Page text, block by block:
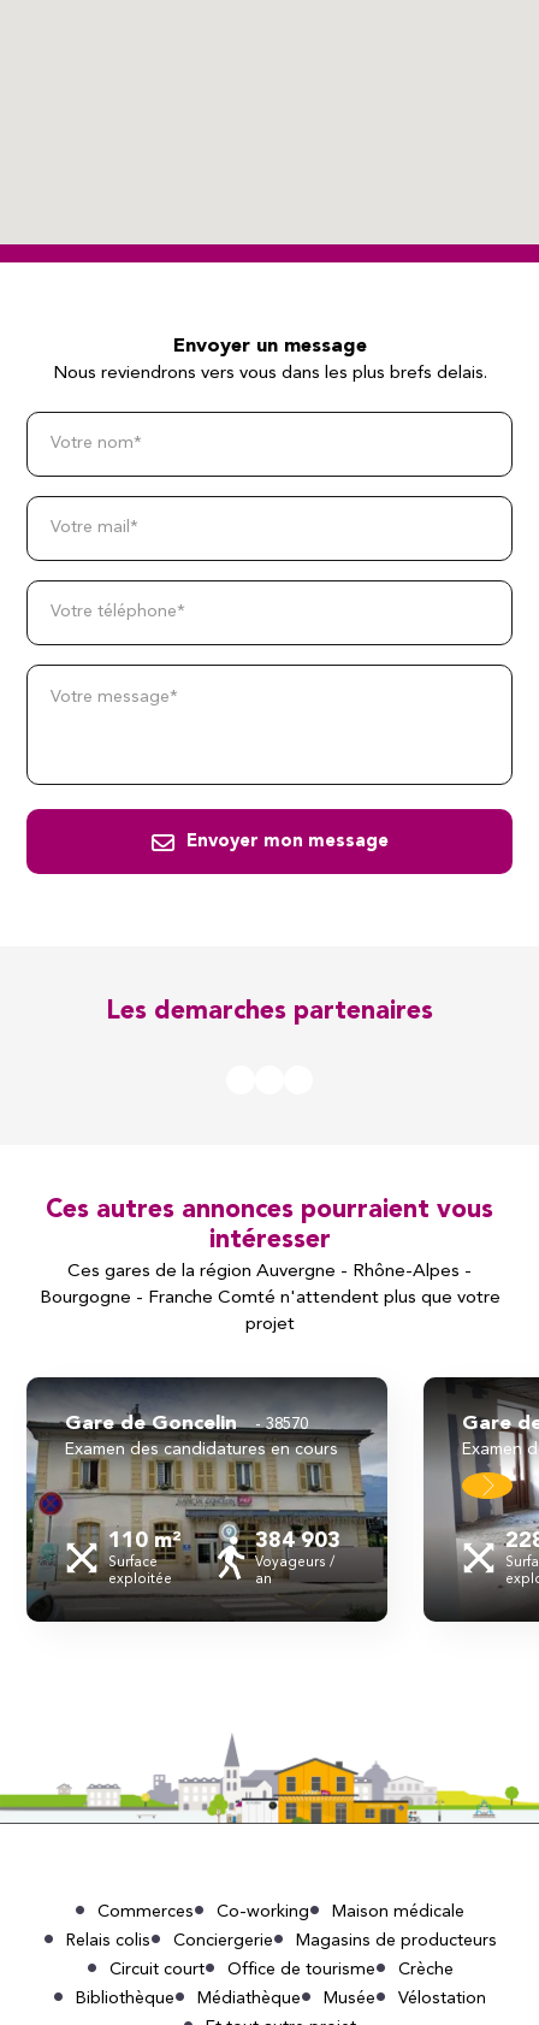
Envoyer un message
Nous reviendrons vers vous dans les plus brefs delais.
Votre nom*
Votre mail*
Votre téléphone*
Votre message*
Envoyer mon message
Les demarches partenaires
Ces autres annonces pourraient vous
intéresser
Ces gares de la région Auvergne - Rhône-Alpes -
Bourgogne - Franche Comté n'attendent plus que votre
projet
Gare de Goncelin 38570
examen des candidatures en cours
110 m²
Surface
exploitée
384 903
Voyageurs /
an
Gare
examen
Commerces Co-working
Maison médicale
Relais colis
Conciergerie
Magasins de producteurs
Circuit court
Office de tourisme
Crèche
Bibliothèque
Médiathèque Musée
Vélostation